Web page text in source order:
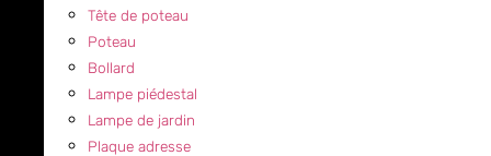
Tête de poteau
Poteau
Bollard
Lampe piédestal
Lampe de jardin
Plaque adresse